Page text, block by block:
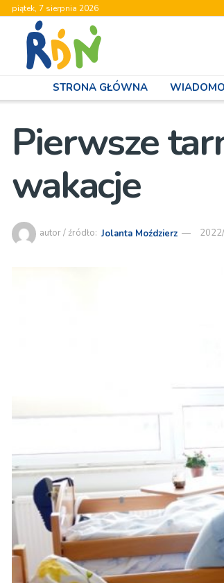
piątek, 7 sierpnia 2026
STRONA GŁÓWNA
Pierwsze
wakacje
autor / źródło: Jolanta Moździerz